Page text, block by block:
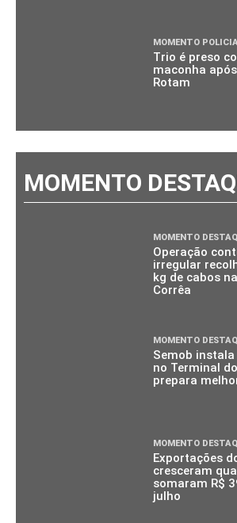
MOMENTO
Trio é preso
maconha
Rotam
MOMENTO
MOMENTO
Operação
irregular
kg de cabos
Corrêa
MOMENTO
Semob
no Terminal
prepara
MOMENTO
Exportações
cresceram
somaram R$
julho